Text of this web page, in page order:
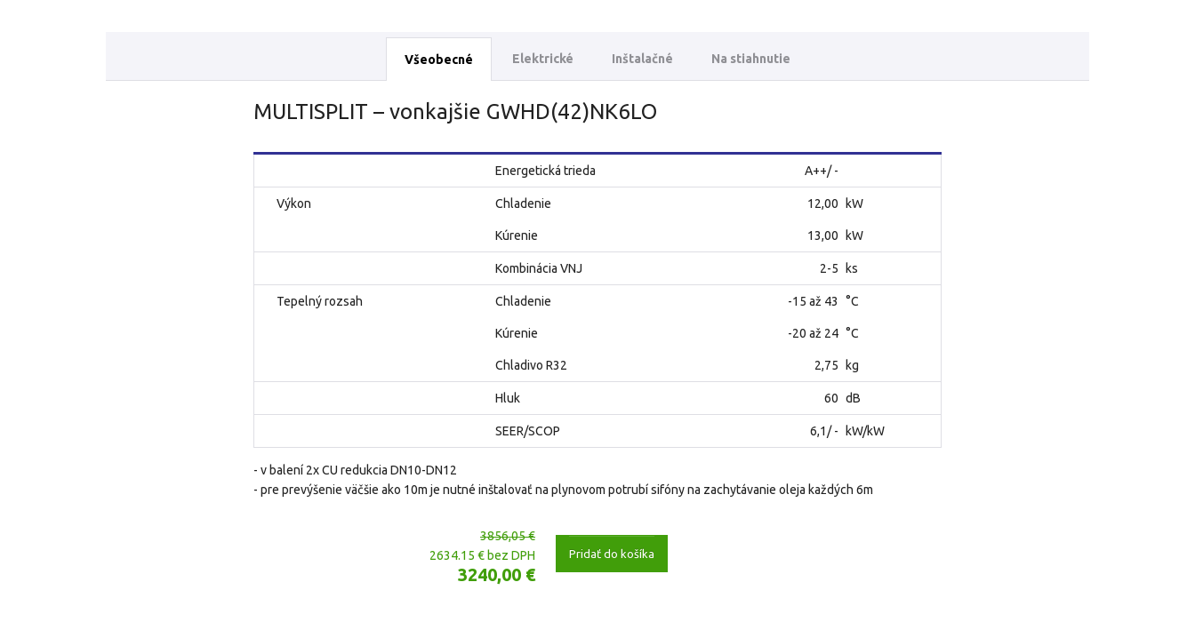
Všeobecné Elektrické Inštalačné Na stiahnutie
MULTISPLIT – vonkajšie GWHD(42)NK6LO
Energetická trieda A++/ -
Výkon Chladenie 12,00 kW
Kúrenie 13,00 kW
Kombinácia VNJ 2-5 ks
Tepelný rozsah Chladenie -15 až 43 °C
Kúrenie -20 až 24 °C
Chladivo R32 2,75 kg
Hluk 60 dB
SEER/SCOP 6,1/ - kW/kW
- v balení 2x CU redukcia DN10-DN12
- pre prevýšenie väčšie ako 10m je nutné inštalovať na plynovom potrubí sifóny na zachytávanie oleja každých 6m
3856,05 €
2634.15 € bez DPH
3240,00 €
Pridať do košíka